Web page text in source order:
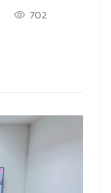
702